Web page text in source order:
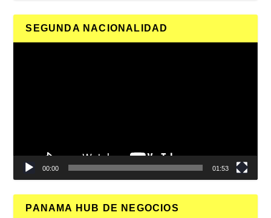
SEGUNDA NACIONALIDAD
00:00 01:53
PANAMA HUB DE NEGOCIOS